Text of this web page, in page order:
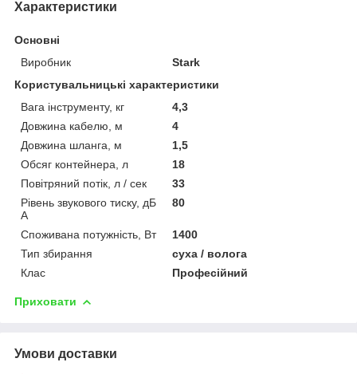
Характеристики
Основні
Виробник
Stark
Користувальницькі характеристики
Вага інструменту, кг
4,3
Довжина кабелю, м
4
Довжина шланга, м
1,5
Обсяг контейнера, л
18
Повітряний потік, л / сек
33
Рівень звукового тиску, дБ
A
80
Споживана потужність, Вт
1400
Тип збирання
суха / волога
Клас
Професійний
Приховати
Умови доставки